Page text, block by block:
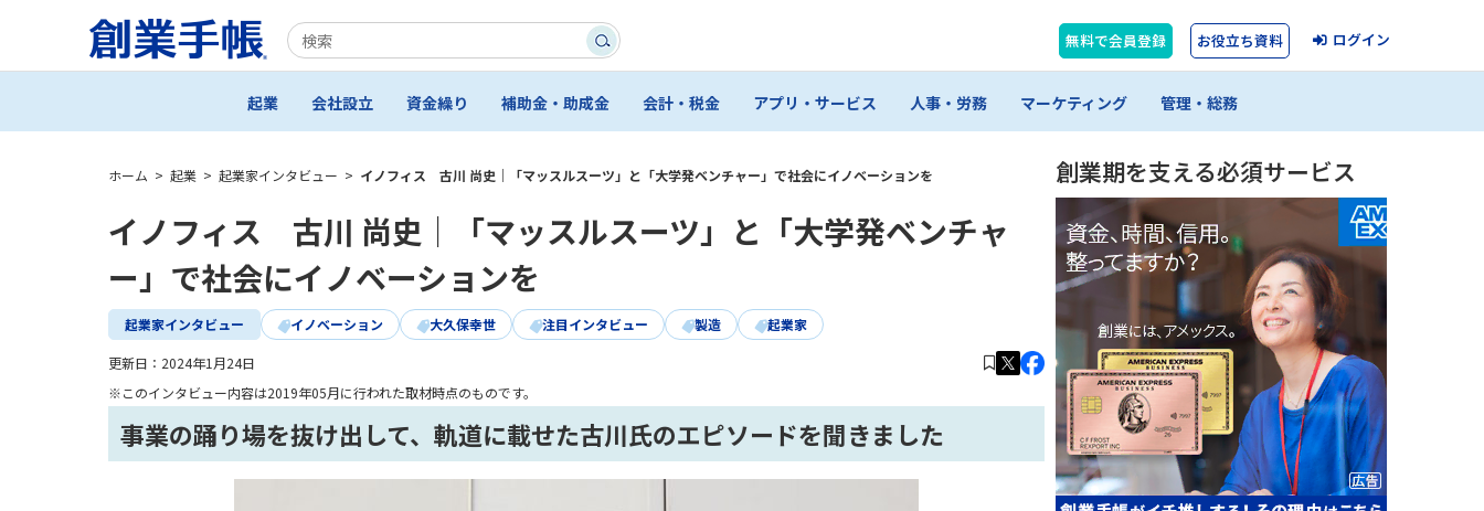
無料で会員登録 お役立ち資料 ログイン
起業 会社設立 資金繰り 補助金・助成金 会計・税金 アプリ・サービス 人事・労務 マーケティング 管理・総務
ホーム > 起業 > 起業家インタビュー > イノフィス 古川 尚史｜「マッスルスーツ」と「大学発ベンチャー」で社会にイノベーションを
イノフィス 古川 尚史｜「マッスルスーツ」と「大学発ベンチャ
ー」で社会にイノベーションを
起業家インタビュー イノベーション 大久保幸世 注目インタビュー 製造 起業家
更新日： 2024年1月24日
※このインタビュー内容は2019年05月に行われた取材時点のものです。
事業の踊り場を抜け出して、軌道に載せた古川氏のエピソードを聞きました
創業期を支える必須サービス